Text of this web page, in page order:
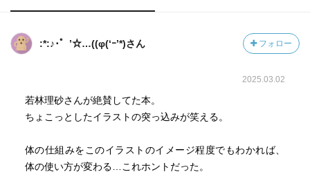
:*:♪･゜’☆…((φ(‘ｰ’*)さん フォロー
2025.03.02
若林理砂さんが絶賛してた本。
ちょこっとしたイラストの突っ込みが笑える。
体の仕組みをこのイラストのイメージ程度でもわかれば、
体の使い方が変わる…これホントだった。